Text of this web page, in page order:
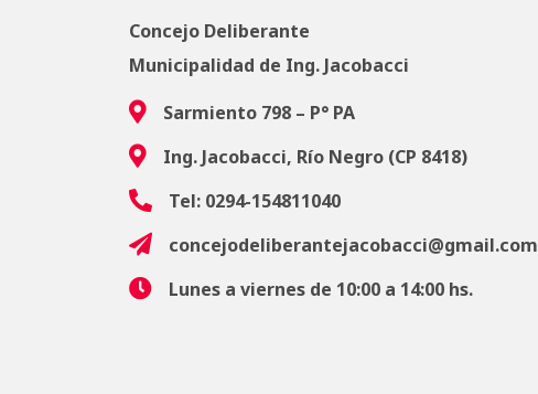
Concejo Deliberante
Municipalidad de Ing. Jacobacci
Sarmiento 798 – P° PA
Ing. Jacobacci, Río Negro (CP 8418)
Tel: 0294-154811040
concejodeliberantejacobacci@gmail.com
Lunes a viernes de 10:00 a 14:00 hs.